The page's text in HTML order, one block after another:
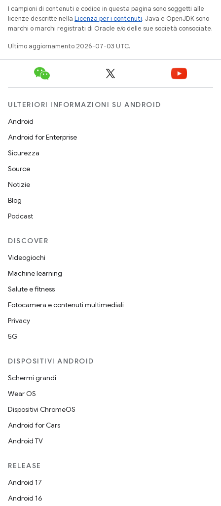
I campioni di contenuti e codice in questa pagina sono soggetti alle
licenze descritte nella Licenza per i contenuti. Java e OpenJDK sono
marchi o marchi registrati di Oracle e/o delle sue società consociate.
Ultimo aggiornamento 2026-07-03 UTC.
ULTERIORI INFORMAZIONI SU ANDROID
Android
Android for Enterprise
Sicurezza
Source
Notizie
Blog
Podcast
DISCOVER
Videogiochi
Machine learning
Salute e fitness
Fotocamera e contenuti multimediali
Privacy
5G
DISPOSITIVI ANDROID
Schermi grandi
Wear OS
Dispositivi ChromeOS
Android for Cars
Android TV
RELEASE
Android 17
Android 16